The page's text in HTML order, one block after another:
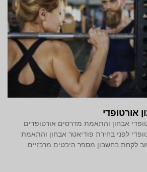
אורטופדי
אבחון והתאמת מדרסים אורטופדים
לפני בחירת פודיאטר אבחון והתאמת
לקחת בחשבון מספר היבטים מרכזיים